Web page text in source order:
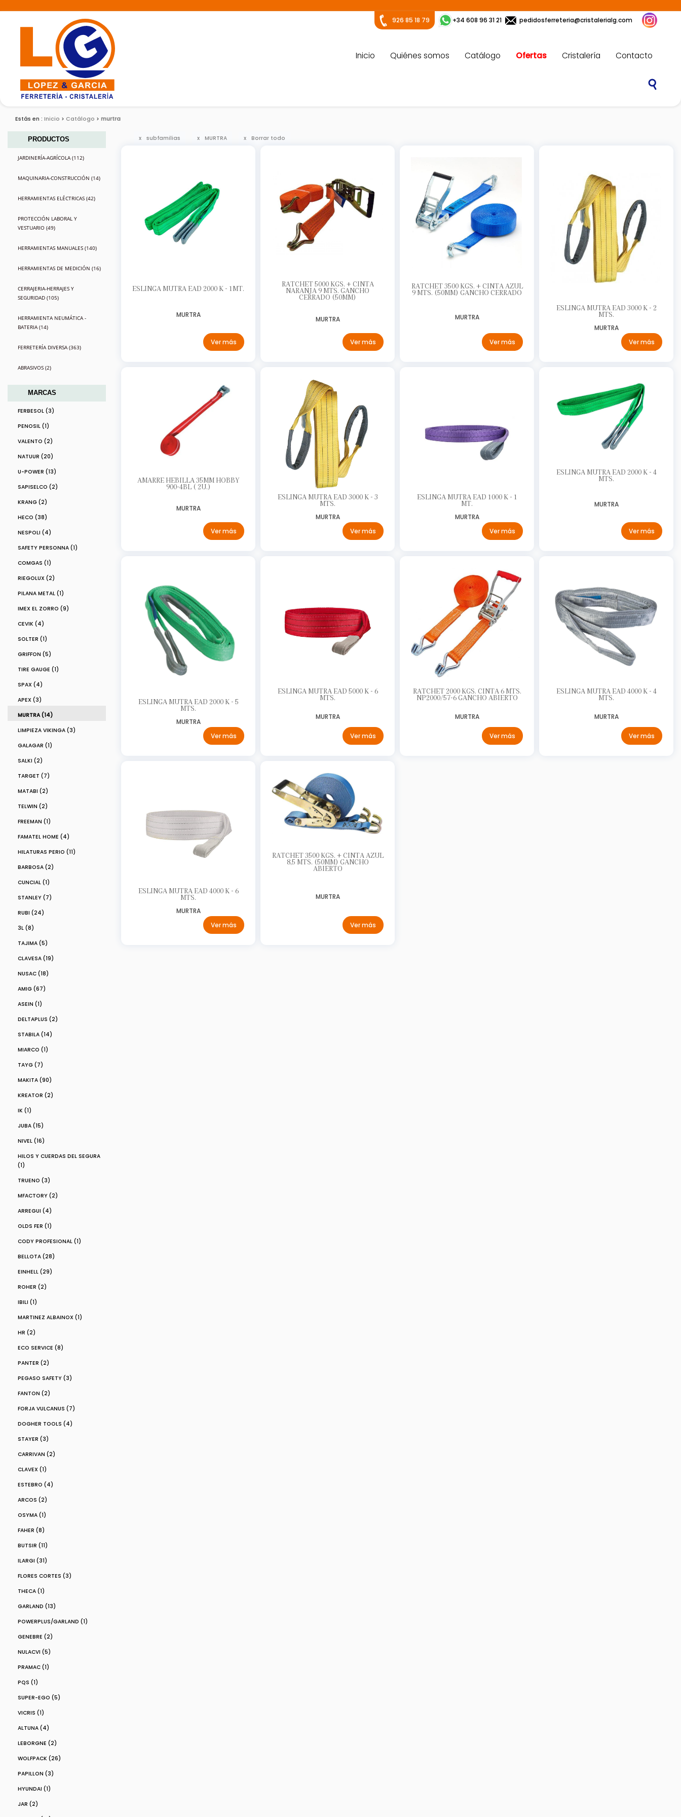
926 85 18 79 +34 608 96 31 21 pedidosferreteria@cristalerialg.com
Inicio Quiénes somos Catálogo Ofertas Cristalería Contacto
Estás en : Inicio Catálogo murtra
PRODUCTOS
JARDINERÍA-AGRÍCOLA (112)
MAQUINARIA-CONSTRUCCIÓN (14)
HERRAMIENTAS ELÉCTRICAS (42)
PROTECCIÓN LABORAL Y
VESTUARIO (49)
HERRAMIENTAS MANUALES (140)
HERRAMIENTAS DE MEDICIÓN (16)
CERRAJERIA-HERRAJES Y
SEGURIDAD (105)
HERRAMIENTA NEUMÁTICA -
BATERIA (14)
FERRETERÍA DIVERSA (363)
ABRASIVOS (2)
MARCAS
FERBESOL (3)
PENOSIL (1)
VALENTO (2)
NATUUR (20)
U-POWER (13)
SAPISELCO (2)
KRANG (2)
HECO (38)
NESPOLI (4)
SAFETY PERSONNA (1)
COMGAS (1)
RIEGOLUX (2)
PILANA METAL (1)
IMEX EL ZORRO (9)
CEVIK (4)
SOLTER (1)
GRIFFON (5)
TIRE GAUGE (1)
SPAX (4)
APEX (3)
MURTRA (14)
LIMPIEZA VIKINGA (3)
GALAGAR (1)
SALKI (2)
TARGET (7)
MATABI (2)
TELWIN (2)
FREEMAN (1)
FAMATEL HOME (4)
HILATURAS PERIO (11)
BARBOSA (2)
CUNCIAL (1)
STANLEY (7)
RUBI (24)
3L (8)
TAJIMA (5)
CLAVESA (19)
NUSAC (18)
AMIG (67)
ASEIN (1)
DELTAPLUS (2)
STABILA (14)
MIARCO (1)
TAYG (7)
MAKITA (90)
KREATOR (2)
IK (1)
JUBA (15)
NIVEL (16)
HILOS Y CUERDAS DEL SEGURA
(1)
TRUENO (3)
MFACTORY (2)
ARREGUI (4)
OLDS FER (1)
CODY PROFESIONAL (1)
BELLOTA (28)
EINHELL (29)
ROHER (2)
IBILI (1)
MARTINEZ ALBAINOX (1)
HR (2)
ECO SERVICE (8)
PANTER (2)
PEGASO SAFETY (3)
FANTON (2)
FORJA VULCANUS (7)
DOGHER TOOLS (4)
STAYER (3)
CARRIVAN (2)
CLAVEX (1)
ESTEBRO (4)
ARCOS (2)
OSYMA (1)
FAHER (8)
BUTSIR (11)
ILARGI (31)
FLORES CORTES (3)
THECA (1)
GARLAND (13)
POWERPLUS/GARLAND (1)
GENEBRE (2)
NULACVI (5)
PRAMAC (1)
PQS (1)
SUPER-EGO (5)
VICRIS (1)
ALTUNA (4)
LEBORGNE (2)
WOLFPACK (26)
PAPILLON (3)
HYUNDAI (1)
JAR (2)
subfamilias MURTRA Borrar todo
ESLINGA MUTRA EAD 2000 K - 1MT.
MURTRA
Ver más
RATCHET 5000 KGS. + CINTA
NARANJA 9 MTS. GANCHO
CERRADO (50MM)
MURTRA
Ver más
RATCHET 3500 KGS. + CINTA AZUL
9 MTS. (50MM) GANCHO CERRADO
MURTRA
Ver más
ESLINGA MUTRA EAD 3000 K - 2
MTS.
MURTRA
Ver más
AMARRE HEBILLA 35MM HOBBY
900-4BL ( 2U.)
MURTRA
Ver más
ESLINGA MUTRA EAD 3000 K - 3
MTS.
MURTRA
Ver más
ESLINGA MUTRA EAD 1000 K - 1
MT.
MURTRA
Ver más
ESLINGA MUTRA EAD 2000 K - 4
MTS.
MURTRA
Ver más
ESLINGA MUTRA EAD 2000 K - 5
MTS.
MURTRA
Ver más
ESLINGA MUTRA EAD 5000 K - 6
MTS.
MURTRA
Ver más
RATCHET 2000 KGS. CINTA 6 MTS.
NP2000/57-6 GANCHO ABIERTO
MURTRA
Ver más
ESLINGA MUTRA EAD 4000 K - 4
MTS.
MURTRA
Ver más
ESLINGA MUTRA EAD 4000 K - 6
MTS.
MURTRA
Ver más
RATCHET 3500 KGS. + CINTA AZUL
8,5 MTS. (50MM) GANCHO
ABIERTO
MURTRA
Ver más